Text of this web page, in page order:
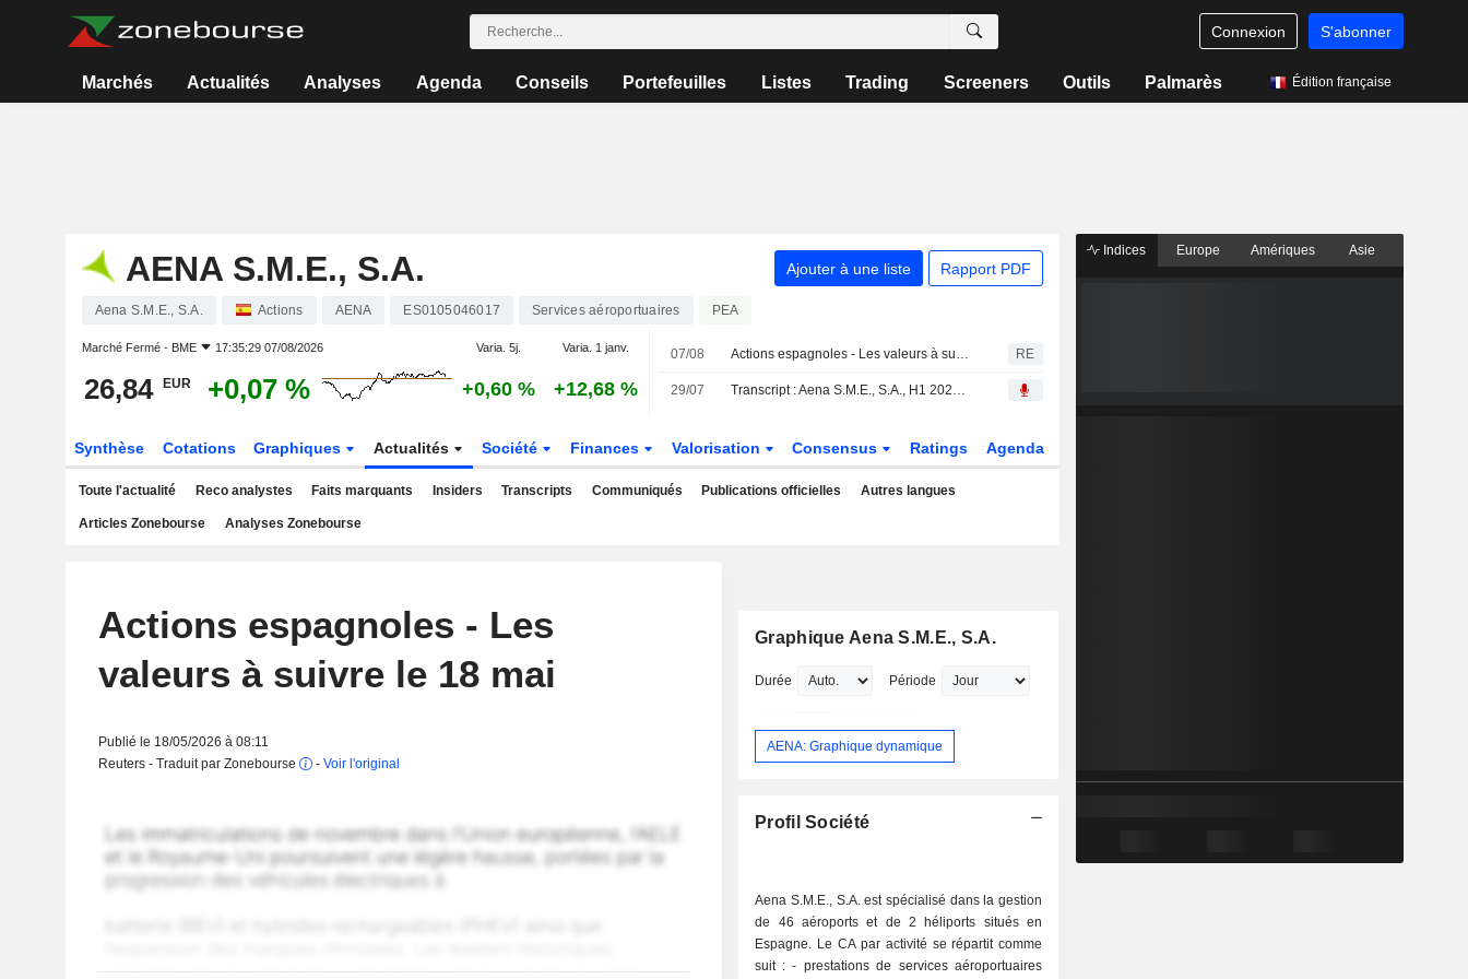
Connexion S'abonner
Marchés Actualités Analyses Agenda Conseils Portefeuilles Listes Trading Screeners Outils Palmarès Édition française
AENA S.M.E., S.A. Ajouter à une liste Rapport PDF
Aena S.M.E., S.A. Actions AENA ES0105046017 Services aéroportuaires PEA
Marché Fermé - BME 17:35:29 07/08/2026 Varia. 5j. Varia. 1 janv.
26,84 EUR +0,07 % +0,60 % +12,68 %
07/08 Actions espagnoles - Les valeurs à suivre le 7 août RE
29/07 Transcript : Aena S.M.E., S.A., H1 2026 Earnings Call, Jul 29, 2026
Synthèse Cotations Graphiques Actualités Société Finances Valorisation Consensus Ratings Agenda
Toute l'actualité Reco analystes Faits marquants Insiders Transcripts Communiqués Publications officielles Autres langues
Articles Zonebourse Analyses Zonebourse
Actions espagnoles - Les
valeurs à suivre le 18 mai
Publié le 18/05/2026 à 08:11
Reuters - Traduit par Zonebourse
- Voir l'original
Graphique Aena S.M.E., S.A.
Durée Période
AENA: Graphique dynamique
Profil Société
Aena S.M.E., S.A. est spécialisé dans la gestion
de 46 aéroports et de 2 héliports situés en
Espagne. Le CA par activité se répartit comme
suit : - prestations de services aéroportuaires
Indices Europe Amériques Asie